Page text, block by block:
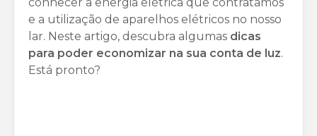
e a utilização de aparelhos elétricos no nosso
lar. Neste artigo, descubra algumas dicas
para poder economizar na sua conta de luz.
Está pronto?